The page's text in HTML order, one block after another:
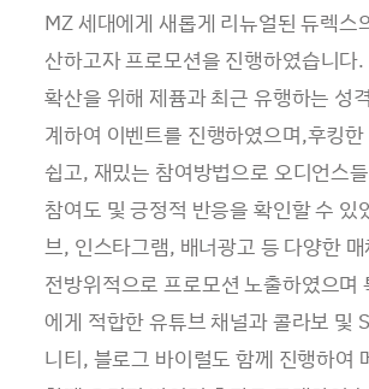
MZ 세대에게 새롭게 리뉴얼된 듀렉스
산하고자 프로모션을 진행하였습니다
확산을 위해 제퓸과 최근 유행하는 성
계하여 이벤트를 진행하였으며,후킹
쉽고, 재밌는 참여방법으로 오디언스
참여도 및 긍정적 반응을 확인할 수 있
브, 인스타그램, 배너광고 등 다양한
전방위적으로 프로모션 노출하였으며
에게 적합한 유튜브 채널과 콜라보 및
니티, 블로그 바이럴도 함께 진행하여